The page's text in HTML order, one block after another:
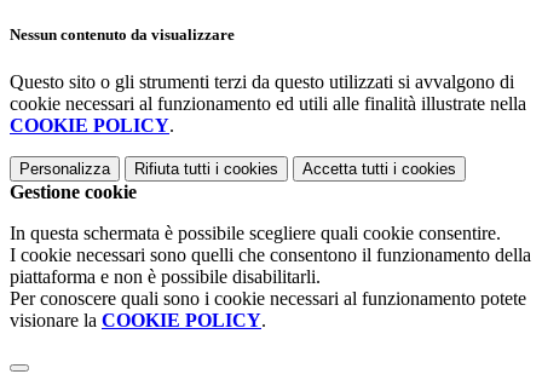
Nessun contenuto da visualizzare
Questo sito o gli strumenti terzi da questo utilizzati si avvalgono di
cookie necessari al funzionamento ed utili alle finalità illustrate nella
COOKIE POLICY.
Personalizza Rifiuta tutti i cookies Accetta tutti i cookies
Gestione cookie
In questa schermata è possibile scegliere quali cookie consentire.
I cookie necessari sono quelli che consentono il funzionamento della
piattaforma e non è possibile disabilitarli.
Per conoscere quali sono i cookie necessari al funzionamento potete
visionare la COOKIE POLICY.